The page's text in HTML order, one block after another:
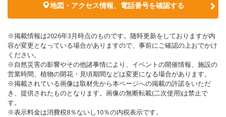
地図・アクセス情報、電話番号を確認する
※掲載情報は2026年3月時点のものです。随時更新をしておりますが内
容が変更となっている場合がありますので、事前にご確認の上おでかけ
ください。
※自然災害の影響やその他諸事情により、イベントの開催情報、施設の
営業時間、植物の開花・見頃期間などは変更になる場合があります。
※掲載されている画像は取材先から本ページへの掲載の許諾をいただ
き、提供されたものとなります。画像の無断転載(二次使用)は禁止で
す。
※表示料金は消費税8％ないし10％の内税表示です。